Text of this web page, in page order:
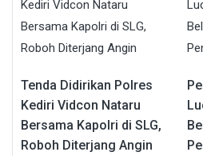
Tenda Didirikan Polres
Kediri Vidcon Nataru
Bersama Kapolri di SLG,
Roboh Diterjang Angin